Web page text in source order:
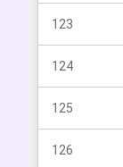
123
124
125
126